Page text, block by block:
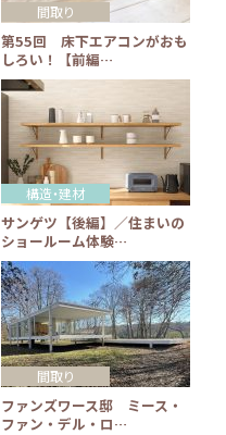
第55回 床下エアコンがおも
しろい！【前編…
間取り
サンゲツ【後編】／住まいの
ショールーム体験…
構造・建材
ファンズワース邸 ミース・
ファン・デル・ロ…
間取り